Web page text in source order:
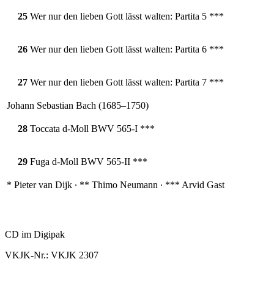
25 Wer nur den lieben Gott lässt walten: Partita 5 ***
26 Wer nur den lieben Gott lässt walten: Partita 6 ***
27 Wer nur den lieben Gott lässt walten: Partita 7 ***
Johann Sebastian Bach (1685–1750)
28 Toccata d-Moll BWV 565-I ***
29 Fuga d-Moll BWV 565-II ***
* Pieter van Dijk ∙ ** Thimo Neumann ∙ *** Arvid Gast
CD im Digipak
VKJK-Nr.: VKJK 2307